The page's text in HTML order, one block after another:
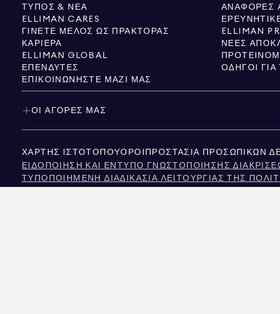
ΤΎΠΟΣ & ΝΈΑ
ELLIMAN CARES
ΓΊΝΕΤΕ ΜΈΛΟΣ ΩΣ ΠΡΆΚΤΟΡΑΣ
ΚΑΡΙΈΡΑ
ELLIMAN GLOBAL
ΕΠΕΝΔΥΤΈΣ
ΕΠΙΚΟΙΝΩΝΉΣΤΕ ΜΑΖΊ ΜΑΣ
ΑΝΑΦΟΡΈΣ
ELLIMAN
ΟΔΗΓΟΊ
ΟΙ ΑΓΟΡΈΣ ΜΑΣ
ΧΆΡΤΗΣ ΙΣΤΌΤΟΠΟΥΌΡΟΙ ΠΡΟΣΤΑΣΊΑ ΠΡΟΣΩΠΙΚΏΝ
ΕΙΔΟΠΟΊΗΣΗ ΚΑΙ ΈΝΤΥΠΟ ΓΝΩΣΤΟΠΟΊΗΣΗΣ
ΤΥΠΟΠΟΙΗΜΈΝΗ ΔΙΑΔΙΚΑΣΊΑ ΛΕΙΤΟΥΡΓΊΑΣ ΤΗΣ